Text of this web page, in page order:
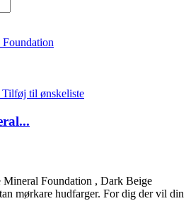
Tilføj til ønskeliste
Foundation , Dark Beige
mørkare hudfarger. For dig der vil din